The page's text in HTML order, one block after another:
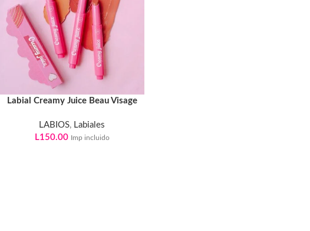
Labial Creamy Juice Beau Visage
LABIOS, Labiales
L150.00 Imp incluido